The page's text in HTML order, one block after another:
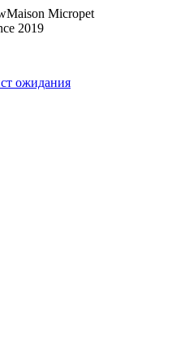
Maison Micropet
2019
ожидания